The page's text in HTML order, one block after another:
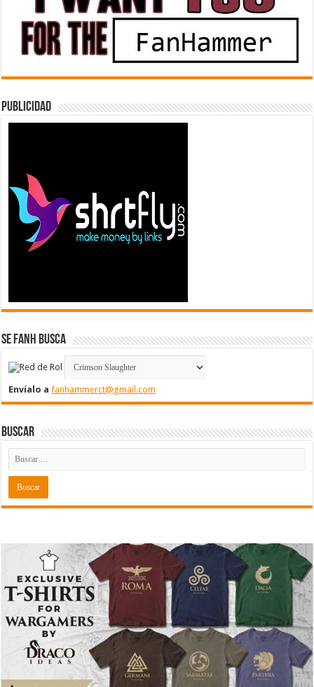
Publicidad
Se FanH Busca
Envíalo afanhammerct@gmail.com
Buscar